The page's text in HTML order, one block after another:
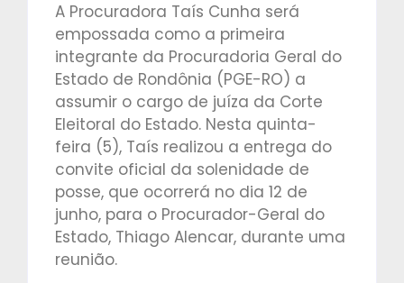
A Procuradora Taís Cunha será
empossada como a primeira
integrante da Procuradoria Geral do
Estado de Rondônia (PGE-RO) a
assumir o cargo de juíza da Corte
Eleitoral do Estado. Nesta quinta-
feira (5), Taís realizou a entrega do
convite oficial da solenidade de
posse, que ocorrerá no dia 12 de
junho, para o Procurador-Geral do
Estado, Thiago Alencar, durante uma
reunião.